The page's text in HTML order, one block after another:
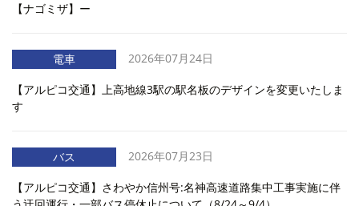
【ナゴミザ】ー
電車 2026年07月24日
【アルピコ交通】上高地線3駅の駅名板のデザインを変更いたしま
す
バス 2026年07月23日
【アルピコ交通】さわやか信州号:名神高速道路集中工事実施に伴